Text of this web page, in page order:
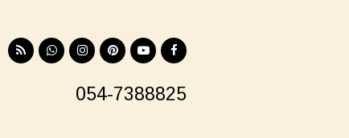
054-7388825